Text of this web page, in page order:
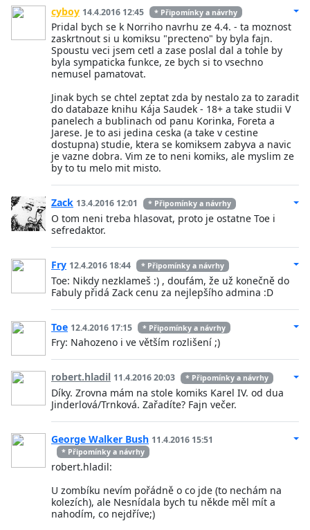
cyboy 14.4.2016 12:45 * Připomínky a návrhy
Pridal bych se k Norriho navrhu ze 4.4. - ta moznost
zaskrtnout si u komiksu "precteno" by byla fajn.
Spoustu veci jsem cetl a zase poslal dal a tohle by
byla sympaticka funkce, ze bych si to vsechno
nemusel pamatovat.
Jinak bych se chtel zeptat zda by nestalo za to zaradit
do databaze knihu Kája Saudek - 18+ a take studii V
panelech a bublinach od panu Korinka, Foreta a
Jarese. Je to asi jedina ceska (a take v cestine
dostupna) studie, ktera se komiksem zabyva a navic
je vazne dobra. Vim ze to neni komiks, ale myslim ze
by to tu melo mit misto.
Zack 13.4.2016 12:01 * Připomínky a návrhy
O tom neni treba hlasovat, proto je ostatne Toe i
sefredaktor.
Fry 12.4.2016 18:44 * Připomínky a návrhy
Toe: Nikdy nezklameš :) , doufám, že už konečně do
Fabuly přidá Zack cenu za nejlepšího admina :D
Toe 12.4.2016 17:15 * Připomínky a návrhy
Fry: Nahozeno i ve větším rozlišení ;)
robert.hladil 11.4.2016 20:03 * Připomínky a návrhy
Díky. Zrovna mám na stole komiks Karel IV. od dua
Jinderlová/Trnková. Zařadíte? Fajn večer.
George Walker Bush 11.4.2016 15:51
* Připomínky a návrhy
robert.hladil:
U zombíku nevím pořádně o co jde (to nechám na
kolezích), ale Nesnídala bych tu někde měl mít a
nahodím, co nejdříve;)